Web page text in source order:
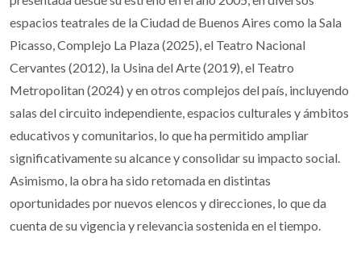
espacios teatrales de la Ciudad de Buenos Aires como la Sala
Picasso, Complejo La Plaza (2025), el Teatro Nacional
Cervantes (2012), la Usina del Arte (2019), el Teatro
Metropolitan (2024) y en otros complejos del país, incluyendo
salas del circuito independiente, espacios culturales y ámbitos
educativos y comunitarios, lo que ha permitido ampliar
significativamente su alcance y consolidar su impacto social.
Asimismo, la obra ha sido retomada en distintas
oportunidades por nuevos elencos y direcciones, lo que da
cuenta de su vigencia y relevancia sostenida en el tiempo.